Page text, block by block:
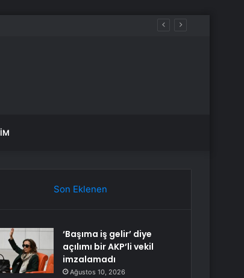
Son Eklenen
‘Başıma iş gelir’ diye
açılımı bir AKP’li vekil
imzalamadı
Ağustos 10, 2026